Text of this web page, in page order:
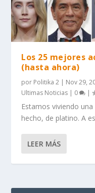
Los 25 mejores
(hasta ahora)
por Politika 2 | Nov 29,
Ultimas Noticias | 0 |
Estamos viviendo
hecho, de platino. A
LEER MÁS